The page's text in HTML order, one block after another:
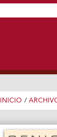
INICIO /